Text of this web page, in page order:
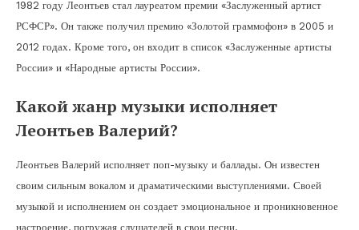
1982 году Леонтьев стал лауреатом премии «Заслуженный артист
РСФСР». Он также получил премию «Золотой граммофон» в 2005 и
2012 годах. Кроме того, он входит в список «Заслуженные артисты
России» и «Народные артисты России».
Какой жанр музыки исполняет
Леонтьев Валерий?
Леонтьев Валерий исполняет поп-музыку и баллады. Он известен
своим сильным вокалом и драматическими выступлениями. Своей
музыкой и исполнением он создает эмоциональное и проникновенное
настроение, погружая слушателей в свои песни.